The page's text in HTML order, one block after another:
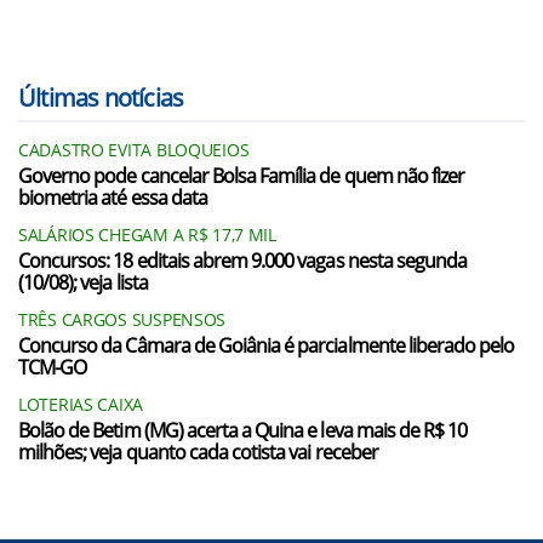
Últimas notícias
CADASTRO EVITA BLOQUEIOS
Governo pode cancelar Bolsa Família de quem não fizer
biometria até essa data
SALÁRIOS CHEGAM A R$ 17,7 MIL
Concursos: 18 editais abrem 9.000 vagas nesta segunda
(10/08); veja lista
TRÊS CARGOS SUSPENSOS
Concurso da Câmara de Goiânia é parcialmente liberado pelo
TCM-GO
LOTERIAS CAIXA
Bolão de Betim (MG) acerta a Quina e leva mais de R$ 10
milhões; veja quanto cada cotista vai receber